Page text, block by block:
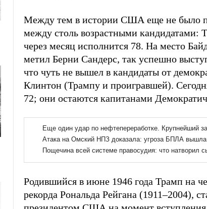
Между тем в истории США еще не было
между столь возрастными кандидатами:
через месяц исполнится 78. На место
метил Берни Сандерс, так успешно
что чуть не вышел в кандидаты от
Клинтон (Трампу и проигравшей).
72; они остаются капитанами
Родившийся в июне 1946 года Трамп на
рекорда Рональда Рейгана (1911–2004),